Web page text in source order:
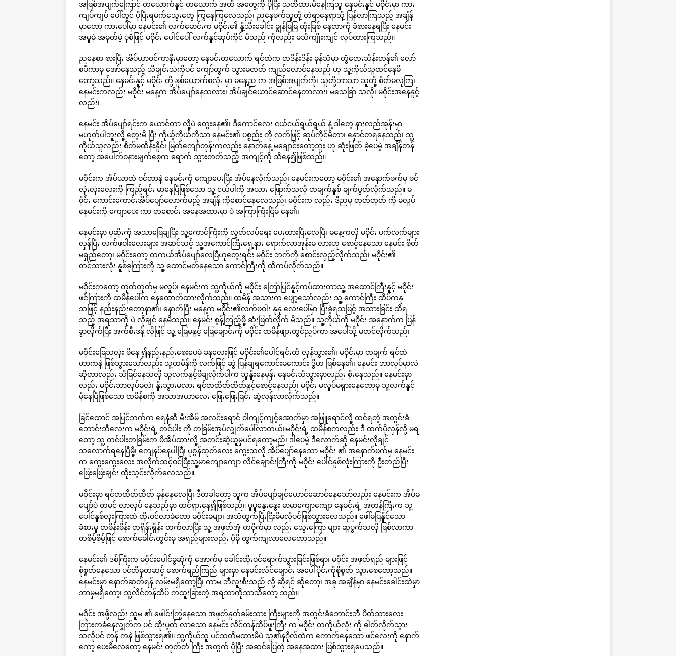
အဖြစ်အပျက်ကြောင့် တယောက်နူင့် တယောက် အထိ အတွေ့ကို ပိုပြီး သတိထားမိနေကြသူ နေမင်းနူင့် မဝိုင်းမှာ ကား
ကျပ်ကျပ် ပေါ်တွင် ပိုပြီးရမက်သွေးတွေ ကြွနေကြလေသည်၊ ညနေဖက်သူတို့ တဲရာနေရာသို့ ပြန်လာကြသည့် အချိန်
မှာတော့ ကားပေါ်မှာ နေမင်း၏ လက်မောင်းက မဝိုင်း၏ နိူ့သီးခေါင်း ချွန်မြမြ ထိုးခြစ် နေတာကို ခံစားနေရပြီး နေမင်း
အမှုမဲ့ အမှတ်မဲ့ ပုံစံဖြင့် မဝိုင်း ပေါင်ပေါ် လက်နူင့်ဆုပ်ကိုင် မိသည် ကိုလည်း မသိကျိုးကျင် လုပ်ထားကြသည်။
ညနေစာ စားပြီး အိပ်ယာဝင်ကာနီးမှာတော့ နေမင်းတယောက် ရင်ထဲက တဒိန်းဒိန်း ခုန်သံမှာ တွံတေးသိန်းတန်၏ လော်
စပီကာမှ အော်နေသည့် သီချင်းသံကိုပင် ကျော်ထွက် သွားမတတ် ကျယ်လောင်နေသည် ဟု သူ့ကိုယ်သူထင်နေမိ
တော့သည်။ နေမင်းနူင့် မဝိုင်း တို့ နူစ်ယောက်စလုံး မှာ မနေ့ည က အဖြစ်အပျက်ကို၊ သူတို့ဘာသာ သူတို့ စိတ်မလုံကြ၊
နေမင်းကလည်း မဝိုင်း မနေ့က အိပ်ပျော်နေသလား၊ အိပ်ချင်ယောင်ဆောင်နေတာလား၊ မသေခြာ သလို၊ မဝိုင်းအနေနူင့်
လည်း၊
နေမင်း အိပ်ပျော်ရင်းက ယောင်တာ လို့ပဲ တွေးနေ၏၊ ဒီကောင်လေး ငယ်ငယ်ရွယ်ရွယ် နဲ့ ဒါတွေ နားလည်အုန်းမှာ
မဟုတ်ပါဘူးလို့ တွေးမိ ပြီး ကိုယ့်ကိုယ်ကိုသာ နေမင်း၏ ပစ္စည်း ကို လက်ဖြင့် ဆုပ်ကိုင်မိတာ၊ နှောင်တရနေသည်၊ သူ့
ကိုယ်သူလည်း စိတ်မထိန်းနိူင်၊ မြတ်ကျော်တုန်းကလည်း နောက်နေ့ မချောင်းတော့ဘူး ဟု ဆုံးဖြတ် ခဲ့ပေမဲ့ အချိန်တန်
တော့ အပေါက်ဝနားမျက်စေ့က ရောက် သွားတတ်သည့် အကျင့်ကို သိနေ၍ဖြစ်သည်။
မဝိုင်းက အိပ်ယာထဲ ဝင်တာနဲ့ နေမင်းကို ကျောပေးပြီး အိပ်နေလိုက်သည်၊ နေမင်းကတော့ မဝိုင်း၏ အနောက်ဖက်မှ ဖင်
လုံးလုံးလေးကို ကြည့်ရင်း မာနေပြီဖြစ်သော သူ့ ငယ်ပါကို အယား ဖြောက်သလို တချက်နူစ် ချက်ပွတ်လိုက်သည်။ မ
ဝိုင်း ကောင်းကောင်းအိပ်ပျော်လောက်မည့် အချိန် ကိုစောင့်နေလေသည်၊ မဝိုင်းက လည်း ဒီညမှ တုတ်တုတ် ကို မလှုပ်
နေမင်းကို ကျောပေး ကာ တစောင်း အနေအထားမှာ ပဲ အကြာကြီးငြိမ် နေ၏၊
နေမင်းမှာ ပုဆိုးကို အသာဖြေချပြီး သူ့ကောင်ကြီးကို လွတ်လပ်ရေး ပေးထားပြီးလေပြီ၊ မနေ့ကလို မဝိုင်း ပက်လက်များ
လှန်ပြီး လက်ဖဝါးလေးများ အဆင်သင့် သူ့အကောင်ကြီးရှေ့နား ရောက်လာအုန်းမ လားဟု စောင့်နေသော နေမင်း စိတ်
မရှည်တော့၊ မဝိုင်းတော့ တကယ်အိပ်ပျော်လေပြီဟုတွေးရင်း မဝိုင်း ဘက်ကို စောင်းလှည့်လိုက်သည်၊ မဝိုင်း၏
တင်သားလုံး နူစ်ခုကြားကို သူ့ ထောင်မတ်နေသော ကောင်ကြီးကို ထိကပ်လိုက်သည်။
မဝိုင်းကတော့ တုတ်တုတ်မှ မလှုပ်၊ နေမင်းက သူ့ကိုယ်ကို မဝိုင်း ကြောပြင်နူင့်ကပ်ထားတာသူ့ အထောင်ကြီးနူင့် မဝိုင်း
ဖင်ကြားကို ထမိန်ပေါ်က နေထောက်ထားလိုက်သည်။ ထမိန် အသားက ပျော့သော်လည်း သူ့ ကောင်ကြီး ထိပ်ကနု
သဖြင့် နည်းနည်းတော့နာ၏၊ နောက်ပြီး မနေ့က မဝိုင်း၏လက်ဖဝါး နုနု လေးပေါ်မှာ ပြီးခဲ့ရသဖြင့် အသားခြင်း ထိရ
သည့် အရသာကို ပဲ လိုချင် နေမိသည်။ နေမင်း စွန့်ကြည့်ဖို့ ဆုံးဖြတ်လိုက် မိသည်။ သူ့ကိုယ်ကို မဝိုင်း အနောက်က ပြန်
ခွာလိုက်ပြီး အက်စီးဒန့် လိုဖြင့် သူ့ ခြေမနူင့် ခြေချောင်းကို မဝိုင်း ထမိန်ဖျားတွင်ညှပ်ကာ အပေါ်သို့ မတင်လိုက်သည်၊
မဝိုင်းခြေသလုံး ဖိနေ ၍နည်းနည်းစေးပေမဲ့ ခနလေးဖြင့် မဝိုင်း၏ပေါင်ရင်းထိ လှန်သွား၏၊ မဝိုင်းမှာ တချက် ရင်ထဲ
ဟာကနဲ့ ဖြစ်သွားသော်လည်း သူ့ထမိန်ကို လက်ဖြင့် ဆွဲ ပြန်ချရကောင်းမကောင်း ဒွိဟ ဖြစ်နေ၏၊ နေမင်း ဘာလုပ်မှာလဲ
ဆိုတာလည်း သိခြင်နေသလို သူလက်နူင့်ဖိချလိုက်ပါက သူနိူးနေမှန်း နေမင်းသိသွားမှာလည်း စိုးနေသည်။ နေမင်းမှာ
လည်း မဝိုင်းဘာလုပ်မလဲ၊ နိူးသွားမလား ရင်တထိတ်ထိတ်နူင့်စောင့်နေသည်၊ မဝိုင်း မလှုပ်မရှားနေတော့မှ သူ့လက်နူင့်
မှီနေပြီဖြစ်သော ထမိန်စကို အသာအယာလေး ဖြေးဖြေးခြင်း ဆွဲလှန်လာလိုက်သည်။
ခြင်ထောင် အပြင်ဘက်က ရေနံဆီ မီးအိမ် အလင်းရောင် ဝါကျင့်ကျင့်အောက်မှာ အဖြူရောင်လို့ ထင်ရတဲ့ အတွင်းခံ
ဘောင်းဘီလေးက မဝိုင်းရဲ့ တင်ပါး ကို တခြမ်းအုပ်လျှက်ပေါ်လာတယ်။မဝိုင်းရဲ့ ထမိန်စကလည်း ဒီ ထက်ပိုလှန်လို့ မရ
တော့ သူ့ တင်ပါးတခြမ်းက ဖိအိပ်ထားလို့ အတင်းဆွဲယူမှပင်ရတော့မည်၊ ဒါပေမဲ့ ဒီလောက်ဆို နေမင်းလိုချင်
သလောက်ရနေပြီမို့၊ ကျေနပ်နေပါပြီ၊ ပုဇွန်ထုတ်လေး ကွေးသလို အိပ်ပျော်နေသော မဝိုင်း ၏ အနောက်ဖက်မှ နေမင်း
က ကွေးကွေးလေး အလိုက်သင့်ဝင်ပြီးသူ့မာကျောကျော လိင်ချောင်းကြီးကို မဝိုင်း ပေါင်နူစ်လုံးကြားကို ဦးတည်ပြီး
ဖြေးဖြေးချင်း ထိုးသွင်းလိုက်လေသည်။
မဝိုင်းမှာ ရင်တထိတ်ထိတ် ခုန်နေလေပြီ၊ ဒီတခါတော့ သူက အိပ်ပျော်ချင်ယောင်ဆောင်နေသော်လည်း နေမင်းက အိပ်မ
ပျော်ပဲ တမင် လာလုပ် နေသည်မှာ ထင်ရှားနေ၍ဖြစ်သည်။ ပူပူနွေးနွေး မာမာကျောကျော နေမင်းရဲ့ အတန်ကြီးက သူ့
ပေါင်နူစ်လုံးကြားထဲ ထိုးဝင်လာခဲ့တော့ မဝိုင်းခမျာ၊ အသံထွက်ပြီးငြီးမိမလိုပင်ဖြစ်သွားလေသည်။ ဖေါ်မပြနိူင်သော
ခံစားမှု တဖိန်းဖိန်း တရှိန်းရှိန်း တက်လာပြီး သူ့ အဖုတ်အုံ တဝိုက်မှာ လည်း သွေးကြော များ ဆူပွက်သလို ဖြစ်လာကာ
တစိမ့်စိမ့်ဖြင့် စောက်ခေါင်းတွင်းမှ အရည်များလည်း ပိုမို ထွက်ကျလာလေတော့သည်။
နေမင်း၏ ဒစ်ကြီးက မဝိုင်းပေါင်ခွဆုံကို အောက်မှ ခေါင်းထိုးဝင်ရောက်သွားခြင်းဖြစ်ရာ၊ မဝိုင်း အဖုတ်ရည် များဖြင့်
စိုစွတ်နေသော ပင်တီမှတဆင့် စောက်ရည်ကြည် များမှာ နေမင်းလိင်ချောင်း အပေါ်ပိုင်းကိုစိုစွတ် သွားစေတော့သည်။
နေမင်းမှာ နောက်ဆုတ်ရန် လမ်းမရှိတော့ပြီ၊ ကာမ ဘီလူးစီးသည် လို့ ဆိုရင် ဆိုတော့၊ အခု အချိန်မှာ နေမင်းခေါင်းထဲမှာ
ဘာမှမရှိတော့၊ သူ့လိင်တန်ထိပ် ကထူးခြားတဲ့ အရသာကိုသာသိတော့ သည်။
မဝိုင်း အဖို့လည်း သူမ ၏ ဖေါင်းကြွနေသော အဖုတ်နူတ်ခမ်းသား ကြီးများကို အတွင်းခံဘောင်းဘီ ပိတ်သားလေး
ကြားကခံနေလျှက်က ပင် ထိုးပွတ် လာသော နေမင်း လိင်တန်ထိပ်ဖူးကြီး က မဝိုင်း တကိုယ်လုံး ကို ဓါတ်လိုက်သွား
သလိုပင် တုန် ကနဲ ဖြစ်သွားရ၏။ သူ့ကိုယ်သူ ပင်သတိမထားမိပဲ သူ၏နဂိုလ်ထဲက ကောက်နေသော ဖင်လေးကို နောက်
ကော့ ပေးမိလေတော့ နေမင်း တုတ်တံ ကြီး အတွက် ပိုပြီး အဆင်ပြေတဲ့ အနေအထား ဖြစ်သွားရပေသည်။